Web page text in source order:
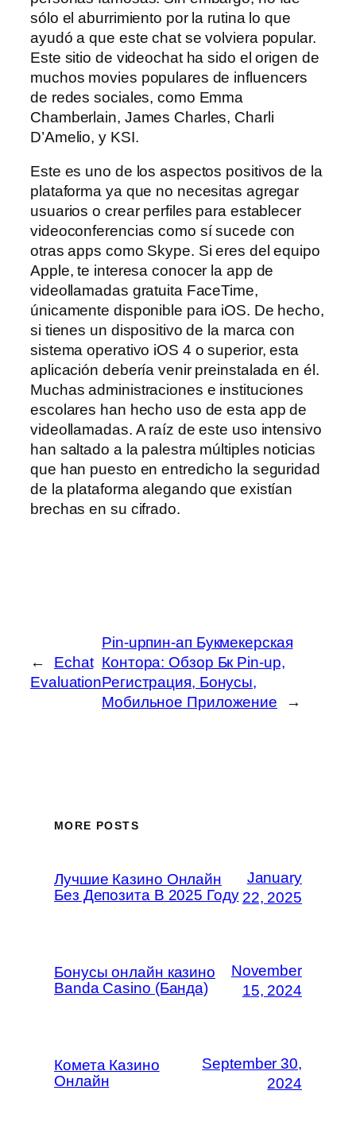
sólo el aburrimiento por la rutina lo que
ayudó a que este chat se volviera popular.
Este sitio de videochat ha sido el origen de
muchos movies populares de influencers
de redes sociales, como Emma
Chamberlain, James Charles, Charli
D’Amelio, y KSI.
Este es uno de los aspectos positivos de la
plataforma ya que no necesitas agregar
usuarios o crear perfiles para establecer
videoconferencias como sí sucede con
otras apps como Skype. Si eres del equipo
Apple, te interesa conocer la app de
videollamadas gratuita FaceTime,
únicamente disponible para iOS. De hecho,
si tienes un dispositivo de la marca con
sistema operativo iOS 4 o superior, esta
aplicación debería venir preinstalada en él.
Muchas administraciones e instituciones
escolares han hecho uso de esta app de
videollamadas. A raíz de este uso intensivo
han saltado a la palestra múltiples noticias
que han puesto en entredicho la seguridad
de la plataforma alegando que existían
brechas en su cifrado.
←
Echat
Evaluation
Pin-upпин-ап Букмекерская
Контора: Обзор Бк Pin-up,
Регистрация, Бонусы,
Мобильное Приложение
→
MORE POSTS
Лучшие Казино Онлайн
Без Депозита В 2025 Году
January
22, 2025
Бонусы онлайн казино
Banda Casino (Банда)
November
15, 2024
Комета Казино
Онлайн
September 30,
2024